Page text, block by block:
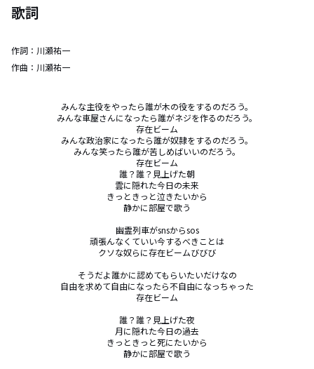
歌詞
作詞： 川瀬祐一
作曲： 川瀬祐一
みんな主役をやったら誰が木の役をするのだろう。
みんな車屋さんになったら誰がネジを作るのだろう。
存在ビーム
みんな政治家になったら誰が奴隷をするのだろう。
みんな笑ったら誰が苦しめばいいのだろう。
存在ビーム
誰？誰？見上げた朝
雲に隠れた今日の未来
きっときっと泣きたいから
静かに部屋で歌う
幽霊列車がsnsからsos
頑張んなくていい今するべきことは
クソな奴らに存在ビームびびび
そうだよ誰かに認めてもらいたいだけなの
自由を求めて自由になったら不自由になっちゃった
存在ビーム
誰？誰？見上げた夜
月に隠れた今日の過去
きっときっと死にたいから
静かに部屋で歌う